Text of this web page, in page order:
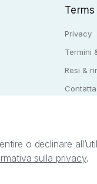
Terms
Privacy
Termini
Resi &
afferenti ai marchi,
o declinare
sulla privacy.